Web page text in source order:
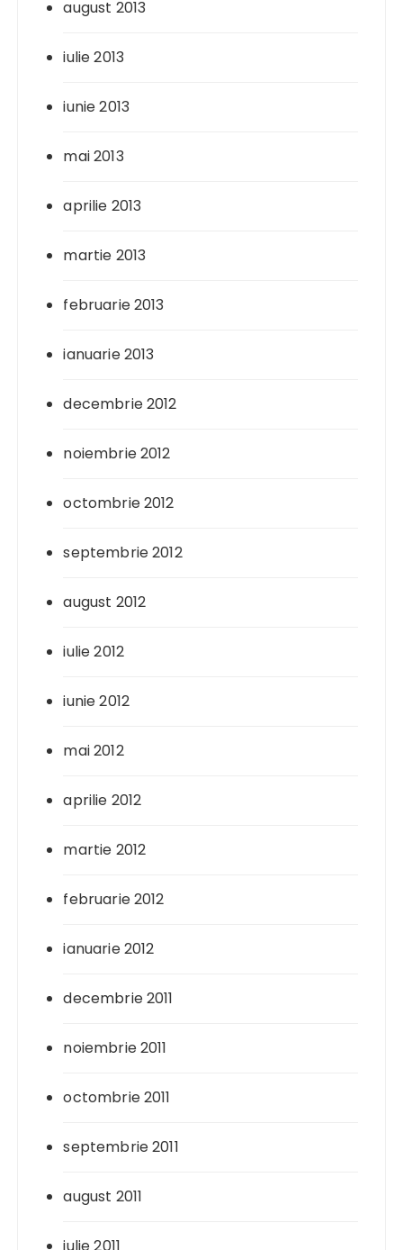
august 2013
iulie 2013
iunie 2013
mai 2013
aprilie 2013
martie 2013
februarie 2013
ianuarie 2013
decembrie 2012
noiembrie 2012
octombrie 2012
septembrie 2012
august 2012
iulie 2012
iunie 2012
mai 2012
aprilie 2012
martie 2012
februarie 2012
ianuarie 2012
decembrie 2011
noiembrie 2011
octombrie 2011
septembrie 2011
august 2011